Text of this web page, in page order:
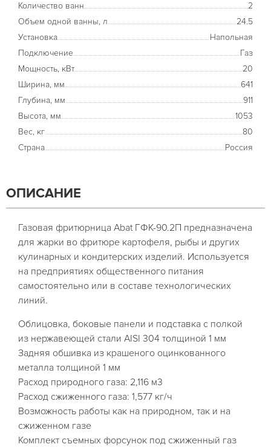
Количество ванн
2
Объем одной ванны, л
24.5
Установка
Напольная
Подключение
Газ
Мощность, кВт
20
Ширина, мм
641
Глубина, мм
911
Высота, мм
1053
Вес, кг
80
Страна
Россия
ОПИСАНИЕ
Газовая фритюрница Abat ГФК-90.2П предназначена
для жарки во фритюре картофеля, рыбы и других
кулинарных и кондитерских изделий. Используется
на предприятиях общественного питания
самостоятельно или в составе технологических
линий.
Облицовка, боковые панели и подставка с полкой
из нержавеющей стали AISI 304 толщиной 1 мм
Задняя обшивка из крашеного оцинкованного
металла толщиной 1 мм
Расход природного газа: 2,116 м3
Расход сжиженного газа: 1,577 кг/ч
Возможность работы как на природном, так и на
сжиженном газе
Комплект съемных форсунок под сжиженный газ